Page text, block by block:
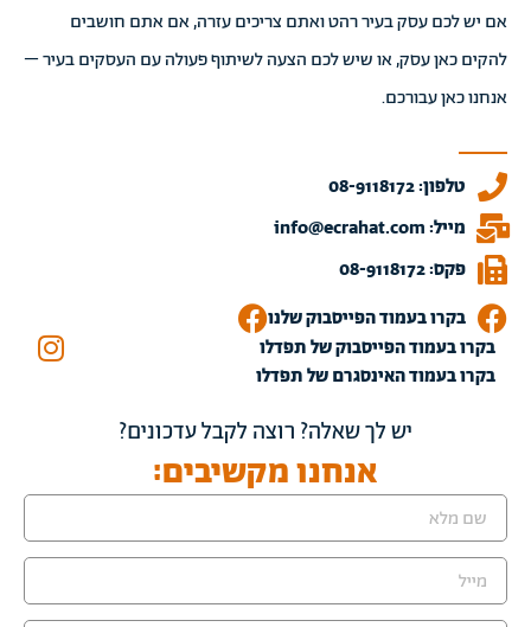
אם יש לכם עסק בעיר רהט ואתם צריכים עזרה, אם אתם חושבים
להקים כאן עסק, או שיש לכם הצעה לשיתוף פעולה עם העסקים בעיר –
אנחנו כאן עבורכם.
טלפון: 08-9118172
מייל: info@ecrahat.com
פקס: 08-9118172
בקרו בעמוד הפייסבוק שלנו
בקרו בעמוד הפייסבוק של תפדלו
בקרו בעמוד האינסגרם של תפדלו
יש לך שאלה? רוצה לקבל עדכונים?
אנחנו מקשיבים: